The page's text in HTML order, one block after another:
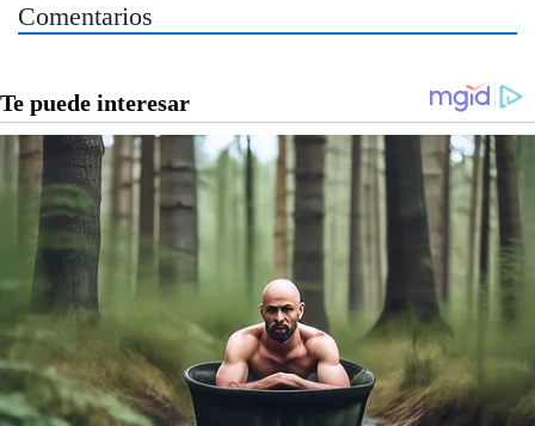
Comentarios